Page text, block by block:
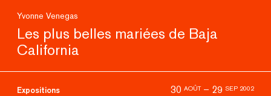
Yvonne Venegas
Les plus belles mariées de Baja
California
Expositions 30 AOÛT – 29 SEP 2002